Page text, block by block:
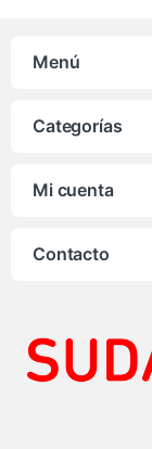
Menú
Categorías
Mi cuenta
Contacto